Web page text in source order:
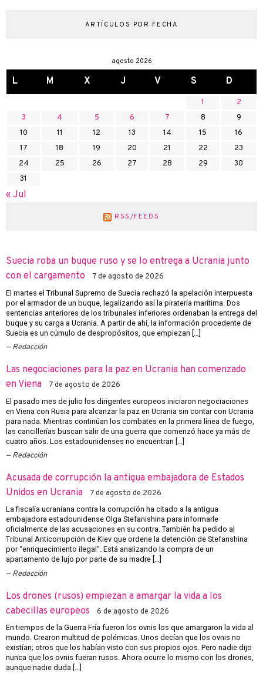
ARTÍCULOS POR FECHA
agosto 2026
L M X J V S D
1
2
3
4 5 6 7 8
9
10
11 12 13 14 15
16
17
18 19 20 21 22
23
24
25 26 27 28 29
30
31
« Jul
RSS/FEEDS
Suecia roba un buque ruso y se lo entrega a Ucrania junto
con el cargamento
7 de agosto de 2026
El martes el Tribunal Supremo de Suecia rechazó la apelación interpuesta
por el armador de un buque, legalizando así la piratería marítima. Dos
sentencias anteriores de los tribunales inferiores ordenaban la entrega del
buque y su carga a Ucrania. A partir de ahí, la información procedente de
Suecia es un cúmulo de despropósitos, que empiezan […]
Redacción
Las negociaciones para la paz en Ucrania han comenzado
en Viena
7 de agosto de 2026
El pasado mes de julio los dirigentes europeos iniciaron negociaciones
en Viena con Rusia para alcanzar la paz en Ucrania sin contar con Ucrania
para nada. Mientras continúan los combates en la primera línea de fuego,
las cancillerías buscan salir de una guerra que comenzó hace ya más de
cuatro años. Los estadounidenses no encuentran […]
Redacción
Acusada de corrupción la antigua embajadora de Estados
Unidos en Ucrania
7 de agosto de 2026
La fiscalía ucraniana contra la corrupción ha citado a la antigua
embajadora estadounidense Olga Stefanishina para informarle
oficialmente de las acusaciones en su contra. También ha pedido al
Tribunal Anticorrupción de Kiev que ordene la detención de Stefanshina
por “enriquecimiento ilegal”. Está analizando la compra de un
apartamento de lujo por parte de su madre […]
Redacción
Los drones (rusos) empiezan a amargar la vida a los
cabecillas europeos
6 de agosto de 2026
En tiempos de la Guerra Fría fueron los ovnis los que amargaron la vida al
mundo. Crearon multitud de polémicas. Unos decían que los ovnis no
existían; otros que los habían visto con sus propios ojos. Pero nadie dijo
nunca que los ovnis fueran rusos. Ahora ocurre lo mismo con los drones,
aunque nadie duda […]